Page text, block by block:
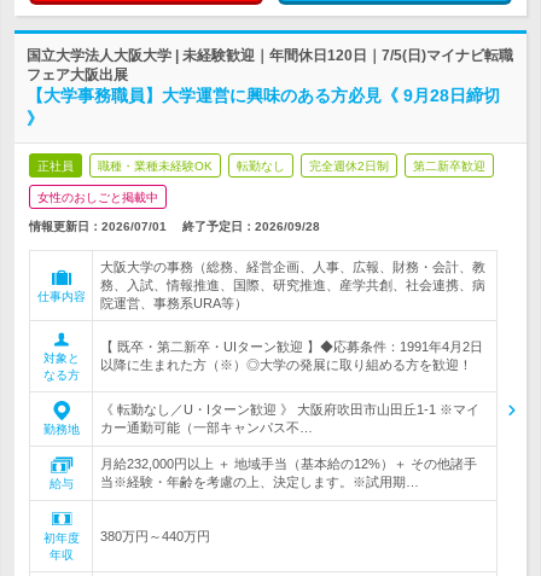
国立大学法人大阪大学 | 未経験歓迎｜年間休日120日｜7/5(日)マイナビ転職
フェア大阪出展
【大学事務職員】大学運営に興味のある方必見《 9月28日締切
》
正社員 職種・業種未経験OK 転勤なし 完全週休2日制 第二新卒歓迎
女性のおしごと掲載中
情報更新日：2026/07/01 終了予定日： 2026/09/28
仕事内容
大阪大学の事務（総務、経営企画、人事、広報、財務・会計、教
務、入試、情報推進、国際、研究推進、産学共創、社会連携、病
院運営、事務系URA等）
対象と
なる方
【 既卒・第二新卒・UIターン歓迎 】◆応募条件：1991年4月2日
以降に生まれた方（※）◎大学の発展に取り組める方を歓迎！
勤務地
《 転勤なし／U・Iターン歓迎 》 大阪府吹田市山田丘1-1 ※マイ
カー通勤可能（一部キャンパス不…
給与
月給232,000円以上 ＋ 地域手当（基本給の12%）＋ その他諸手
当※経験・年齢を考慮の上、決定します。※試用期…
初年度
年収
380万円～440万円